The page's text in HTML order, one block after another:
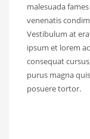
malesuada
venenatis
Vestibulum at
ipsum et lorem
consequat
purus magna
posuere tortor.